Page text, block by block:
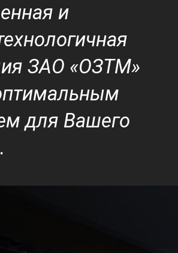
и
ЗАО «ОЗТМ»
для Вашего